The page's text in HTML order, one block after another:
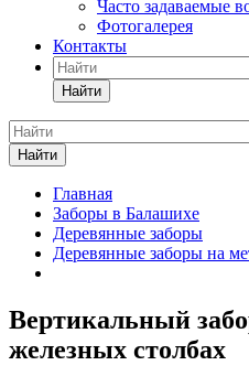
Часто задаваемые
Фотогалерея
Контакты
Найти
Найти
Главная
Заборы в Балашихе
Деревянные заборы
Деревянные заборы на
Вертикальный
железных столбах